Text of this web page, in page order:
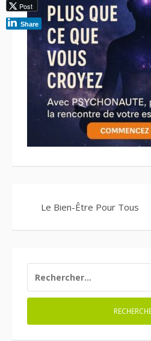
Le Bien-Être Pour Tous
Post
Share